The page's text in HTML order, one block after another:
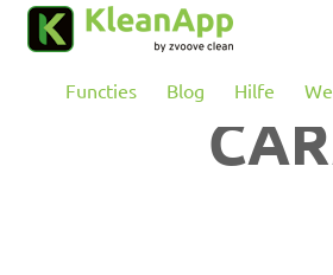
Sla naar hoofdinhoud
Functies Blog Hilfe